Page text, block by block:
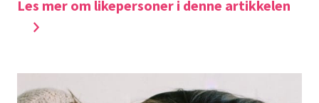
Les mer om likepersoner i denne artikkelen